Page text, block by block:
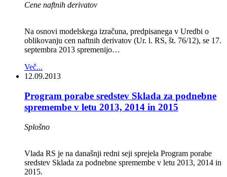
Cene naftnih derivatov
Na osnovi modelskega izračuna, predpisanega v Uredbi o
oblikovanju cen naftnih derivatov (Ur. l. RS, št. 76/12), se 17.
septembra 2013 spremenijo…
Več...
12.09.2013
Program porabe sredstev Sklada za podnebne
spremembe v letu 2013, 2014 in 2015
Splošno
Vlada RS je na današnji redni seji sprejela Program porabe
sredstev Sklada za podnebne spremembe v letu 2013, 2014 in
2015.